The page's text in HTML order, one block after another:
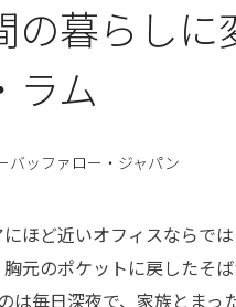
の暮らしに
ラム
バッファロー・ジャパン
ほど近いオフィスならで
元のポケットに戻したそ
は毎日深夜で、家族とまっ